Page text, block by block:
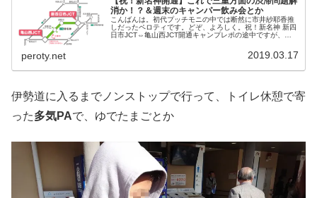
消か！？＆週末のキャンパー飲み会とか
こんばんは。初代プッチモニの中では断然に市井紗耶香推
しだったペロティです。どぞ、よろしく。祝！新名神 新四
日市JCT⇔亀山西JCT開通キャンプレポの途中ですが、ち
peroty.net 2019.03.17
伊勢道に入るまでノンストップで行って、トイレ休憩で寄
った多気PAで、ゆでたまごとか